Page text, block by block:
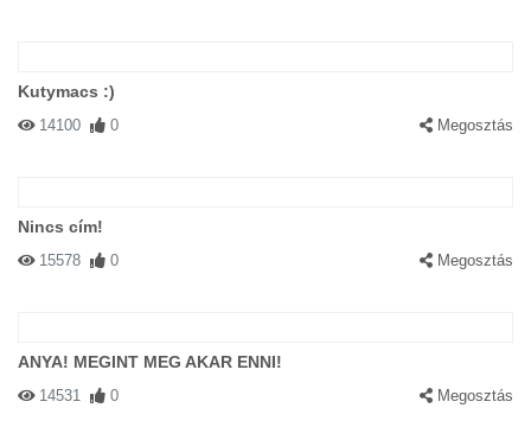
Kutymacs :)
14100 0 Megosztás
Nincs cím!
15578 0 Megosztás
ANYA! MEGINT MEG AKAR ENNI!
14531 0 Megosztás